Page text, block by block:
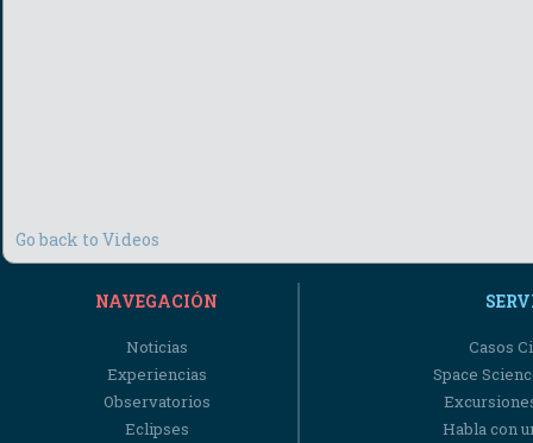
Go back to Videos
NAVEGACIÓN
Noticias
Experiencias
Observatorios
Eclipses
Casos
Space
Habla con